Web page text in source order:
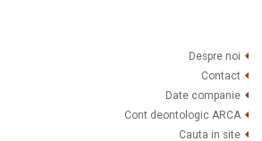
Despre noi
Contact
Date companie
Cont deontologic ARCA
Cauta in site